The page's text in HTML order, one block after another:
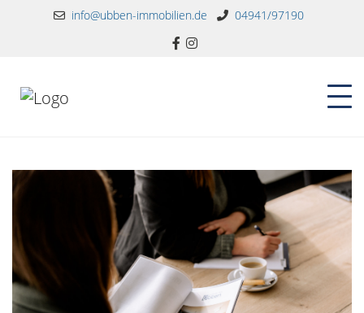
info@ubben-immobilien.de 04941/97190